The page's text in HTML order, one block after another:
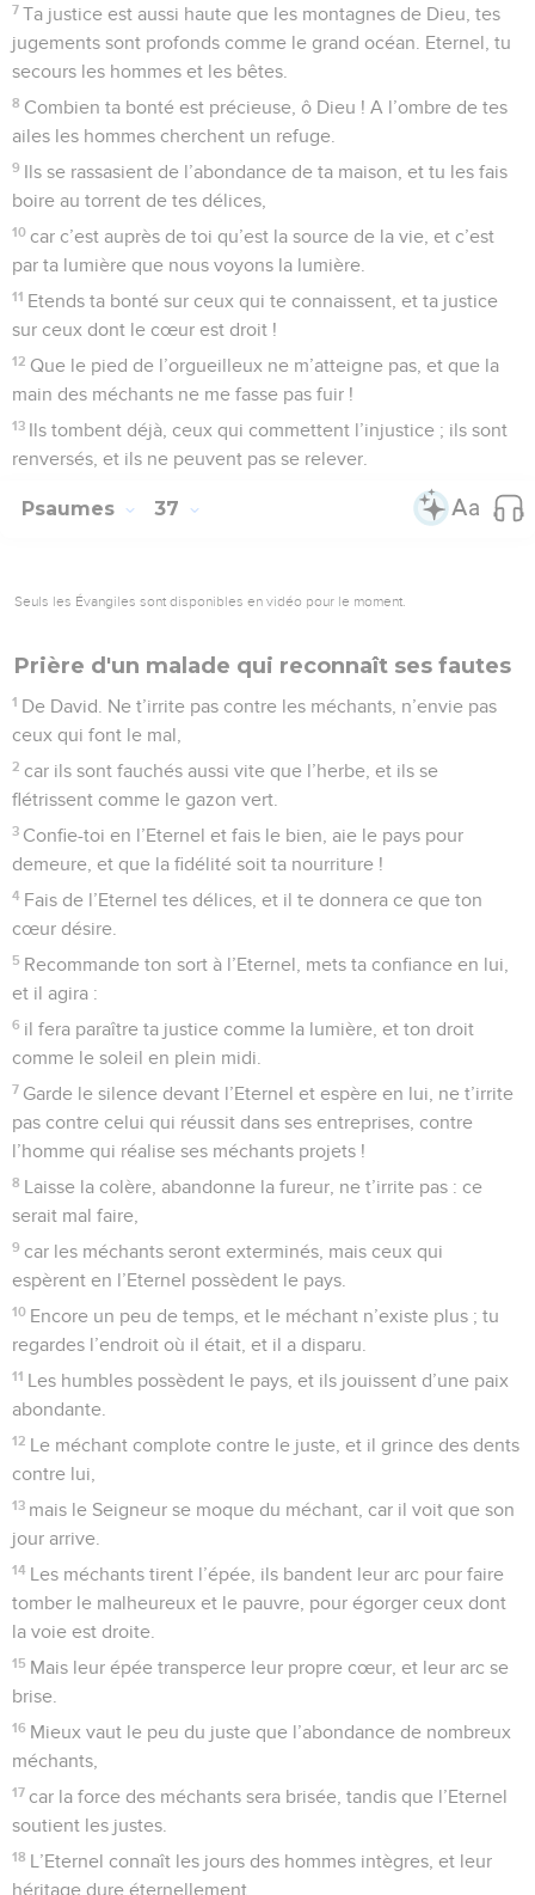
7 Ta justice est aussi haute que les montagnes de Dieu, tes
jugements sont profonds comme le grand océan. Eternel, tu
secours les hommes et les bêtes.
8 Combien ta bonté est précieuse, ô Dieu ! A l’ombre de tes
ailes les hommes cherchent un refuge.
9 Ils se rassasient de l’abondance de ta maison, et tu les fais
boire au torrent de tes délices,
10 car c’est auprès de toi qu’est la source de la vie, et c’est
par ta lumière que nous voyons la lumière.
11 Etends ta bonté sur ceux qui te connaissent, et ta justice
sur ceux dont le cœur est droit !
12 Que le pied de l’orgueilleux ne m’atteigne pas, et que la
main des méchants ne me fasse pas fuir !
13 Ils tombent déjà, ceux qui commettent l’injustice ; ils sont
renversés, et ils ne peuvent pas se relever.
Psaumes 37
Seuls les Évangiles sont disponibles en vidéo pour le moment.
Prière d'un malade qui reconnaît ses fautes
1 De David. Ne t’irrite pas contre les méchants, n’envie pas
ceux qui font le mal,
2 car ils sont fauchés aussi vite que l’herbe, et ils se
flétrissent comme le gazon vert.
3 Confie-toi en l’Eternel et fais le bien, aie le pays pour
demeure, et que la fidélité soit ta nourriture !
4 Fais de l’Eternel tes délices, et il te donnera ce que ton
cœur désire.
5 Recommande ton sort à l’Eternel, mets ta confiance en lui,
et il agira :
6 il fera paraître ta justice comme la lumière, et ton droit
comme le soleil en plein midi.
7 Garde le silence devant l’Eternel et espère en lui, ne t’irrite
pas contre celui qui réussit dans ses entreprises, contre
l’homme qui réalise ses méchants projets !
8 Laisse la colère, abandonne la fureur, ne t’irrite pas : ce
serait mal faire,
9 car les méchants seront exterminés, mais ceux qui
espèrent en l’Eternel possèdent le pays.
10 Encore un peu de temps, et le méchant n’existe plus ; tu
regardes l’endroit où il était, et il a disparu.
11 Les humbles possèdent le pays, et ils jouissent d’une paix
abondante.
12 Le méchant complote contre le juste, et il grince des dents
contre lui,
13 mais le Seigneur se moque du méchant, car il voit que son
jour arrive.
14 Les méchants tirent l’épée, ils bandent leur arc pour faire
tomber le malheureux et le pauvre, pour égorger ceux dont
la voie est droite.
15 Mais leur épée transperce leur propre cœur, et leur arc se
brise.
16 Mieux vaut le peu du juste que l’abondance de nombreux
méchants,
17 car la force des méchants sera brisée, tandis que l’Eternel
soutient les justes.
18 L’Eternel connaît les jours des hommes intègres, et leur
héritage dure éternellement.